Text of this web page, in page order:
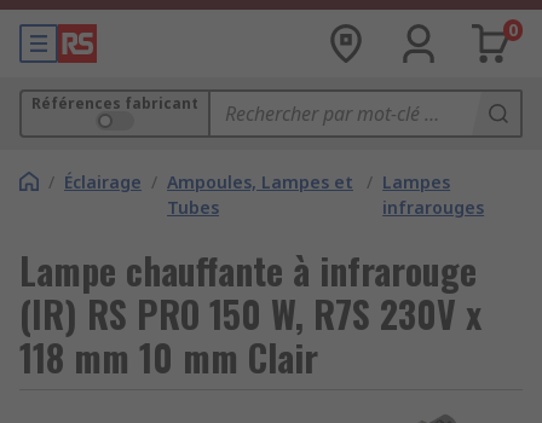
0
Références fabricant
/ Éclairage / Ampoules, Lampes et
Tubes
/ Lampes
infrarouges
Lampe chauffante à infrarouge
(IR) RS PRO 150 W, R7S 230V x
118 mm 10 mm Clair